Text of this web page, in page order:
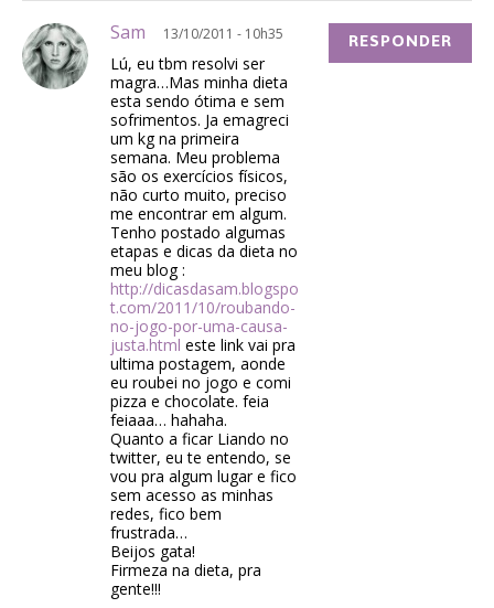
Sam 13/10/2011 - 10h35
Lú, eu tbm resolvi ser
magra…Mas minha dieta
esta sendo ótima e sem
sofrimentos. Ja emagreci
um kg na primeira
semana. Meu problema
são os exercícios físicos,
não curto muito, preciso
me encontrar em algum.
Tenho postado algumas
etapas e dicas da dieta no
meu blog :
http://dicasdasam.blogspo
t.com/2011/10/roubando-
no-jogo-por-uma-causa-
justa.html este link vai pra
ultima postagem, aonde
eu roubei no jogo e comi
pizza e chocolate. feia
feiaaa… hahaha.
Quanto a ficar Liando no
twitter, eu te entendo, se
vou pra algum lugar e fico
sem acesso as minhas
redes, fico bem
frustrada…
Beijos gata!
Firmeza na dieta, pra
gente!!!
RESPONDER